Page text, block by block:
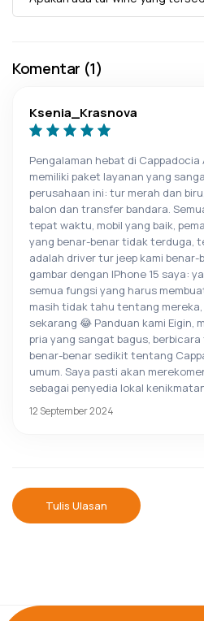
Komentar (1)
Ksenia_Krasnova
Pengalaman hebat di Cappadocia
memiliki paket layanan yang
perusahaan ini: tur merah dan
balon dan transfer bandara.
tepat waktu, mobil yang baik,
yang benar-benar tidak terduga,
adalah driver tur jeep kami benar-
gambar dengan IPhone 15 saya:
semua fungsi yang harus
masih tidak tahu tentang
sekarang 😂 Panduan kami Eigin,
pria yang sangat bagus,
benar-benar sedikit tentang
umum. Saya pasti akan
sebagai penyedia lokal
12 September 2024
Tulis Ulasan